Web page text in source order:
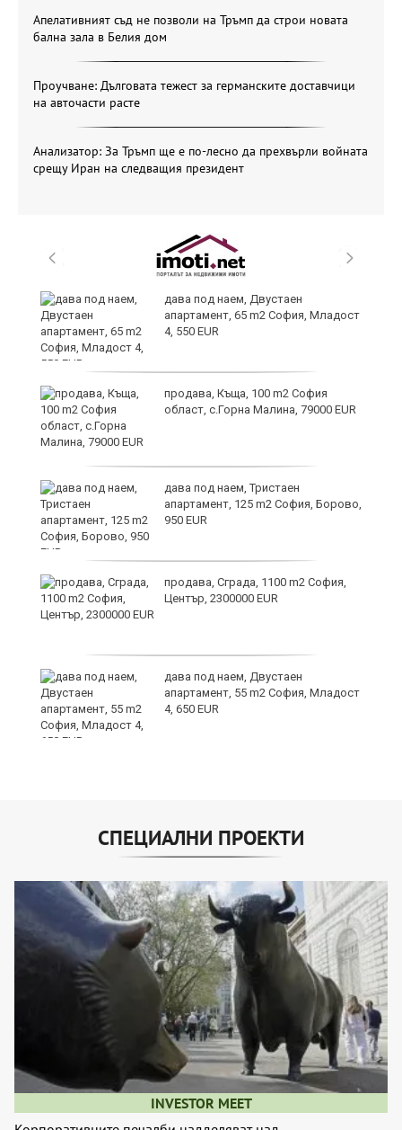
Апелативният съд не позволи на Тръмп да строи новата
бална зала в Белия дом
Проучване: Дълговата тежест за германските доставчици
на авточасти расте
Анализатор: За Тръмп ще е по-лесно да прехвърли войната
срещу Иран на следващия президент
дава под наем, Двустаен
апартамент, 65 m2 София, Младост
4, 550 EUR
продава, Къща, 100 m2 София
област, с.Горна Малина, 79000 EUR
дава под наем, Тристаен
апартамент, 125 m2 София, Борово,
950 EUR
продава, Сграда, 1100 m2 София,
Център, 2300000 EUR
дава под наем, Двустаен
апартамент, 55 m2 София, Младост
4, 650 EUR
СПЕЦИАЛНИ ПРОЕКТИ
INVESTOR MEET